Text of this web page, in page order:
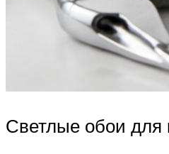
Светлые обои для